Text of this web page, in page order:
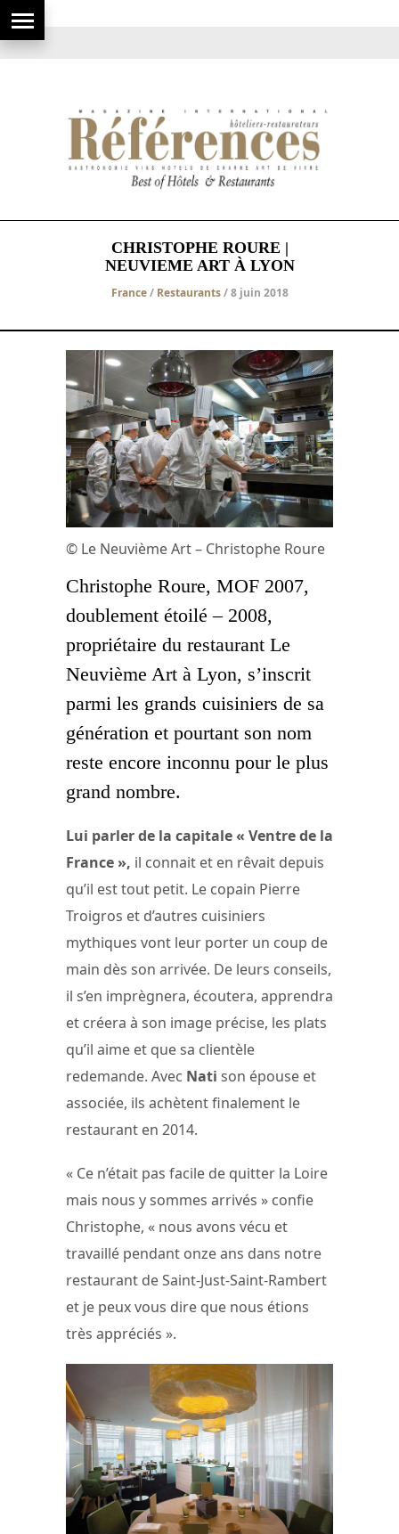
CHRISTOPHE ROURE |
NEUVIEME ART À LYON
France/ Restaurants/ 8 juin 2018
© Le Neuvième Art – Christophe Roure
Christophe Roure, MOF 2007,
doublement étoilé – 2008,
propriétaire du restaurant Le
Neuvième Art à Lyon, s’inscrit
parmi les grands cuisiniers de sa
génération et pourtant son nom
reste encore inconnu pour le plus
grand nombre.
Lui parler de la capitale « Ventre de la
France », il connait et en rêvait depuis
qu’il est tout petit. Le copain Pierre
Troigros et d’autres cuisiniers
mythiques vont leur porter un coup de
main dès son arrivée. De leurs conseils,
il s’en imprègnera, écoutera, apprendra
et créera à son image précise, les plats
qu’il aime et que sa clientèle
redemande. Avec Nati son épouse et
associée, ils achètent finalement le
restaurant en 2014.
« Ce n’était pas facile de quitter la Loire
mais nous y sommes arrivés » confie
Christophe, « nous avons vécu et
travaillé pendant onze ans dans notre
restaurant de Saint-Just-Saint-Rambert
et je peux vous dire que nous étions
très appréciés ».